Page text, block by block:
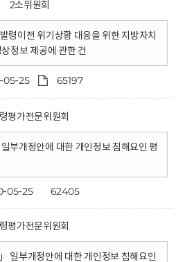
2소위원회
령이전 위기상황 대응을 위한 지방자치
정보 제공에 관한 건
05-25 65197
평가전문위원회
부개정안에 대한 개인정보 침해요인 평
05-25 62405
평가전문위원회
일부개정안에 대한 개인정보 침해요인